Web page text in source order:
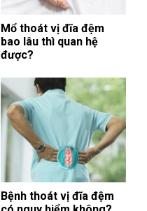
Mổ thoát vị đĩa đệm
bao lâu thì quan hệ
được?
Bệnh thoát vị đĩa đệm